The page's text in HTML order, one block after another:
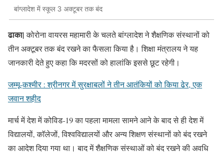
बांग्लादेश में स्कूल 3 अक्टूबर तक बंद
ढाका|कोरोना वायरस महामारी के चलते बांग्लादेश ने शैक्षणिक संस्थानों को
तीन अक्टूबर तक बंद रखने का फैसला किया है। शिक्षा मंत्रालय ने यह
जानकारी देते हुए कहा कि मदरसों को हालांकि इससे छूट रहेगी।
जम्मू-कश्मीर : श्रीनगर में सुरक्षाबलों ने तीन आतंकियों को किया ढेर, एक
जवान शहीद
मार्च में देश में कोविड-19 का पहला मामला सामने आने के बाद से ही देश में
विद्यालयों, कॉलेजों, विश्वविद्यालयों और अन्य शिक्षण संस्थानों को बंद रखने
का आदेश दिया गया था। बाद में शैक्षणिक संस्थाओं को बंद रखने की अवधि